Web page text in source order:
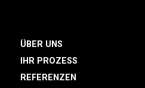
ÜBER UNS
IHR PROZESS
REFERENZEN